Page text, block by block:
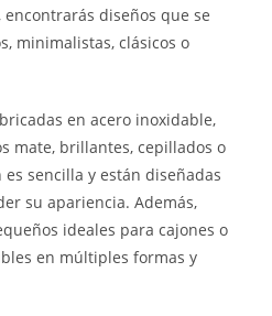
diseños que se
minimalistas, clásicos o
en acero inoxidable,
mate, brillantes, cepillados o
sencilla y están diseñadas
su apariencia. Además,
ideales para cajones o
en múltiples formas y